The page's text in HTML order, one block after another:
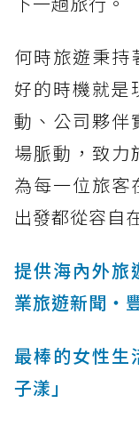
何時旅遊秉持
好的時機就是
動、公司夥伴
場脈動，致力
為每一位旅客
出發都從容自
提供海內外旅
業旅遊新聞‧
最棒的女性生
子漾」